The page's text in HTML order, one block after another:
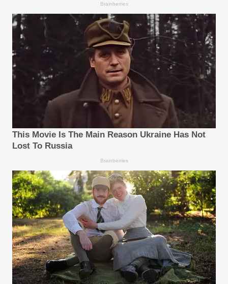
Brainberries
This Movie Is The Main Reason Ukraine Has Not
Lost To Russia
Brainberries